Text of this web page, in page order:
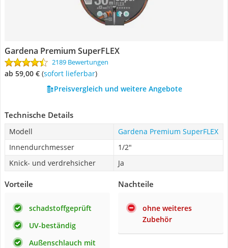
Gardena Premium SuperFLEX
2189 Bewertungen
ab 59,00 € ( Sofort lieferbar)
Preisvergleich und weitere Angebote
Technische Details
Modell
Gardena Premium SuperFLEX
Innendurchmesser
1/2"
Knick- und verdrehsicher
Ja
Vorteile
schadstoffgeprüft
UV-beständig
Außenschlauch mit
Nachteile
ohne weiteres
Zubehör